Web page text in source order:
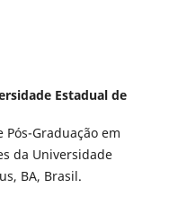
Estadual de
Graduação em
da Universidade
BA, Brasil.